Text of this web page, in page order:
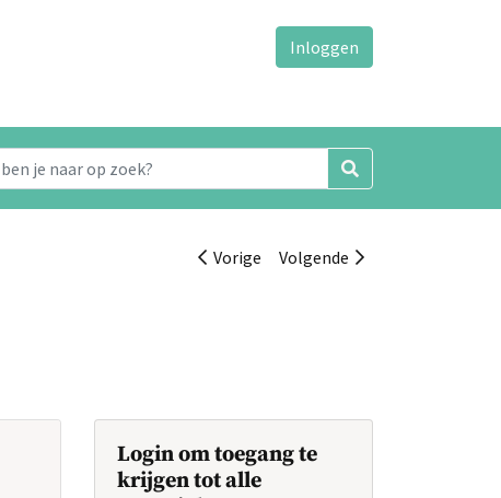
Inloggen
Vorige Volgende
Login om toegang te
krijgen tot alle